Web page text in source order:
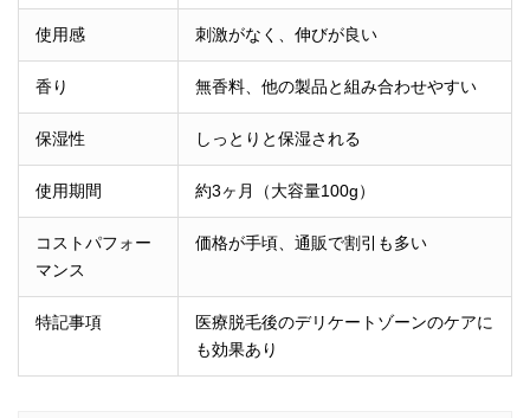
使用感 刺激がなく、伸びが良い
香り 無香料、他の製品と組み合わせやすい
保湿性 しっとりと保湿される
使用期間 約3ヶ月（大容量100g）
コストパフォー
マンス
価格が手頃、通販で割引も多い
特記事項
医療脱毛後のデリケートゾーンのケアに
も効果あり